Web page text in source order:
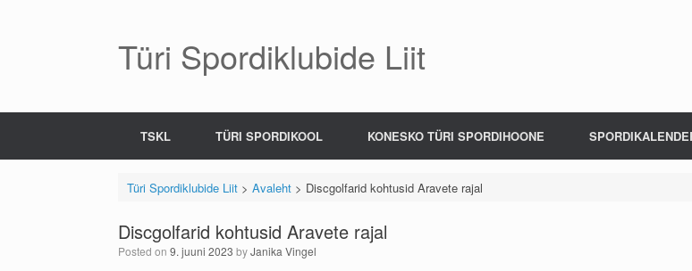
Türi Spordiklubide Liit
TSKL TÜRI SPORDIKOOL KONESKO TÜRI SPORDIHOONE
Türi Spordiklubide Liit> Avaleht> Discgolfarid kohtusid Aravete rajal
Discgolfarid kohtusid Aravete rajal
Posted on 9. juuni 2023 byJanika Vingel